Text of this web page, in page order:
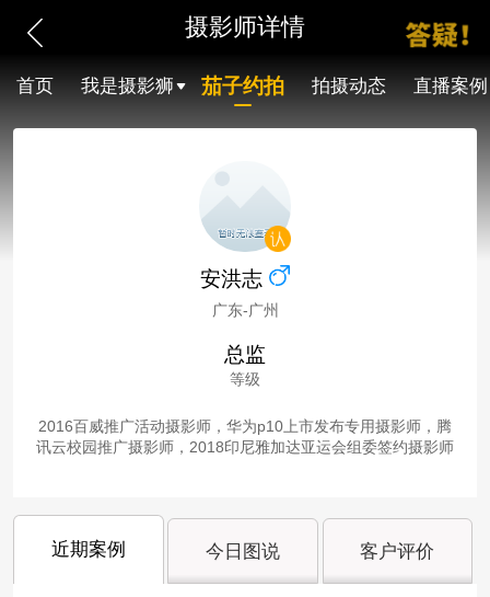
摄影师详情
首页 我是摄影狮 茄子约拍 拍摄动态 直播案例
安洪志
广东-广州
总监
等级
2016百威推广活动摄影师，华为p10上市发布专用摄影师，腾
讯云校园推广摄影师，2018印尼雅加达亚运会组委签约摄影师
近期案例 今日图说 客户评价